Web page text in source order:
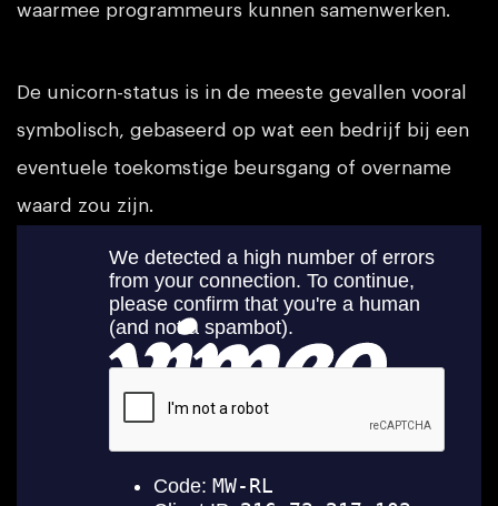
waarmee programmeurs kunnen samenwerken.
De unicorn-status is in de meeste gevallen vooral
symbolisch, gebaseerd op wat een bedrijf bij een
eventuele toekomstige beursgang of overname
waard zou zijn.